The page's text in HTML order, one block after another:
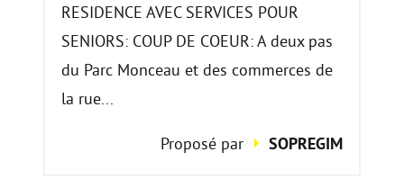
RESIDENCE AVEC SERVICES POUR
SENIORS: COUP DE COEUR: A deux pas
du Parc Monceau et des commerces de
la rue...
Proposé par SOPREGIM